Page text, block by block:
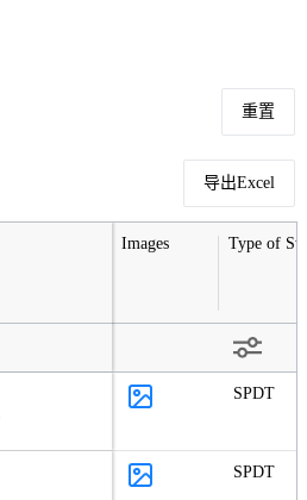
重置
导出Excel
Images Type of
SPDT
SPDT